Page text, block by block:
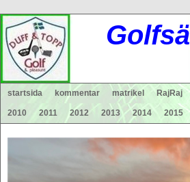
Golfsä
startsida kommentar matrikel RajRaj
2010 2011 2012 2013 2014 2015